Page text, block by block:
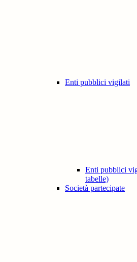
Enti pubblici vigilati
Enti pubblici
tabelle)
Società partecipate